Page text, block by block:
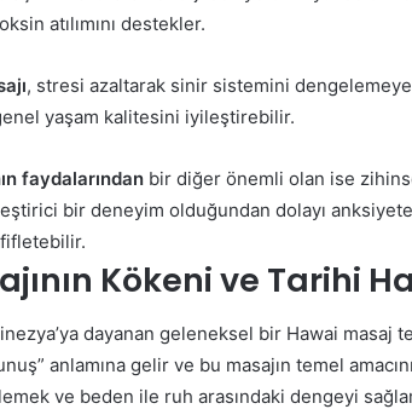
atılımını destekler.
, stresi azaltarak sinir sistemini dengelemeye
yaşam kalitesini iyileştirebilir.
faydalarından bir diğer önemli olan ise
bir deneyim olduğundan dolayı
Kökeni ve Tarihi
dayanan geleneksel bir Hawai masaj
anlamına gelir ve bu masajın temel
ve beden ile ruh arasındaki dengeyi